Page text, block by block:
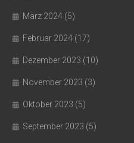
März 2024 (5)
Februar 2024 (17)
Dezember 2023 (10)
November 2023 (3)
Oktober 2023 (5)
September 2023 (5)